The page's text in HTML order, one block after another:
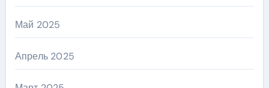
Май 2025
Апрель 2025